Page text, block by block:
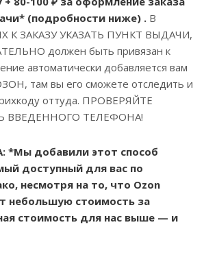
(подробности ниже) . В
К ЗАКАЗУ УКАЗАТЬ ПУНКТ ВЫДАЧИ,
должен быть привязан к
автоматически добавляется вам
там вы его сможете отследить и
оттуда. ПРОВЕРЯЙТЕ
ВВЕДЕННОГО ТЕЛЕФОНА!
*Мы добавили этот способ
доступный для вас по
несмотря на то, что Ozon
небольшую стоимость за
стоимость для нас выше — и